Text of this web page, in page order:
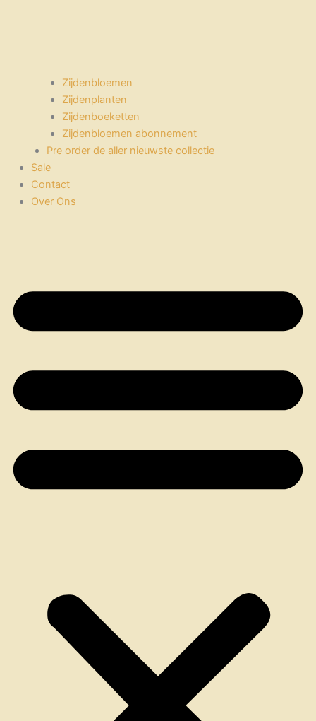
Zijdenbloemen
Zijdenplanten
Zijdenboeketten
Zijdenbloemen abonnement
Pre order de aller nieuwste collectie
Sale
Contact
Over Ons